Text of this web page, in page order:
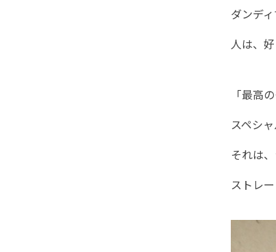
ダンデ
人は、
「最高
スペシ
それは
ストレ